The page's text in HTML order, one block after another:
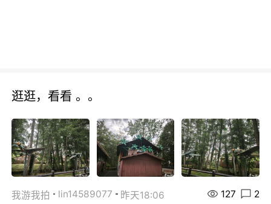
逛逛，看看 。。
我游我拍 lin14589077 昨天18:06 127 2